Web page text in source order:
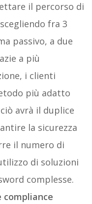
il percorso di
fra 3
passivo, a due
a più
i clienti
più adatto
avrà il duplice
la sicurezza
il numero di
di soluzioni
complesse.